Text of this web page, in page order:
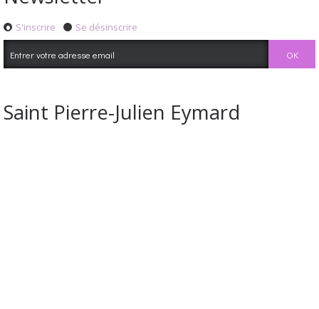
S'inscrire Se désinscrire
Saint Pierre-Julien Eymard